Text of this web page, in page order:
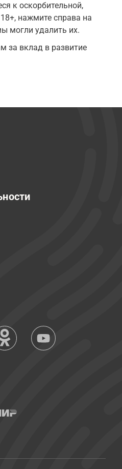
к оскорбительной,
нажмите справа на
могли удалить их.
за вклад в развитие